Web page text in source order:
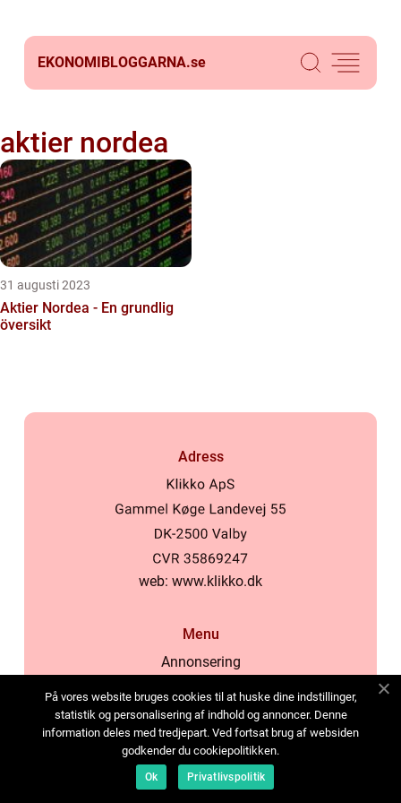
EKONOMIBLOGGARNA.se
aktier nordea
31 augusti 2023
Aktier Nordea - En grundlig
översikt
Adress
web: www.klikko.dk
Menu
Annonsering
Cookies
Kontakta oss
Sitemap
På vores website bruges cookies til at huske dine indstillinger,
statistik og personalisering af indhold og annoncer. Denne
information deles med tredjepart. Ved fortsat brug af websiden
godkender du cookiepolitikken.
Ok Privatlivspolitik